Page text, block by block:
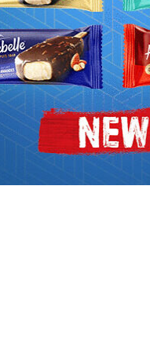
de la
à Niamey le
Ce convoi,
un premier
de